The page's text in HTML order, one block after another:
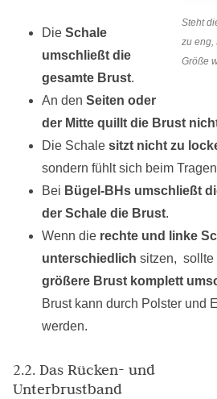
Steht
zu eng,
Größe
Die Schale
umschließt die
gesamte Brust.
An den Seiten oder
der Mitte quillt die Brust
Die Schale sitzt nicht zu
sondern fühlt sich beim
Bei Bügel-BHs umschließt
der Schale die Brust.
Wenn die rechte und linke
unterschiedlich sitzen, sollte
größere Brust komplett
Brust kann durch Polster und
werden.
2.2. Das Rücken- und
Unterbrustband